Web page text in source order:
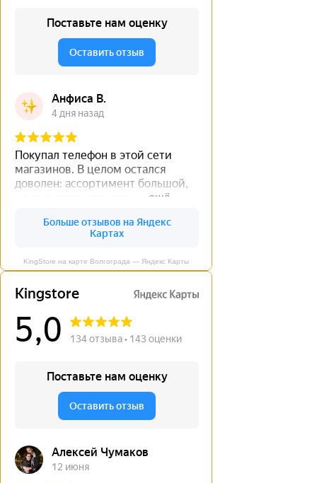
KingStore на карте Волгограда — Яндекс Карты